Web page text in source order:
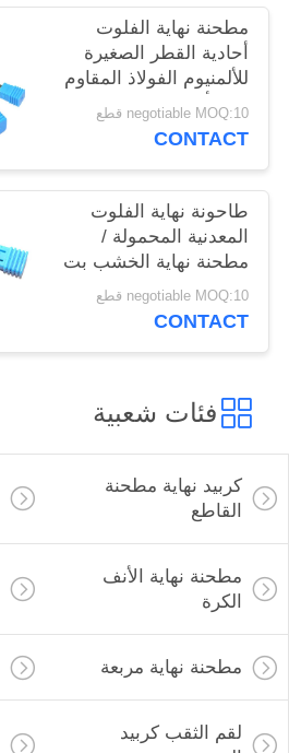
مطحنة نهاية الفلوت
أحادية القطر الصغيرة
للألمنيوم الفولاذ المقاوم
للصدأ
negotiable MOQ:10 قطع
CONTACT
طاحونة نهاية الفلوت
المعدنية المحمولة /
مطحنة نهاية الخشب بت
10٪
negotiable MOQ:10 قطع
CONTACT
فئات شعبية
كربيد نهاية مطحنة
القاطع
مطحنة نهاية الأنف
الكرة
مطحنة نهاية مربعة
لقم الثقب كربيد